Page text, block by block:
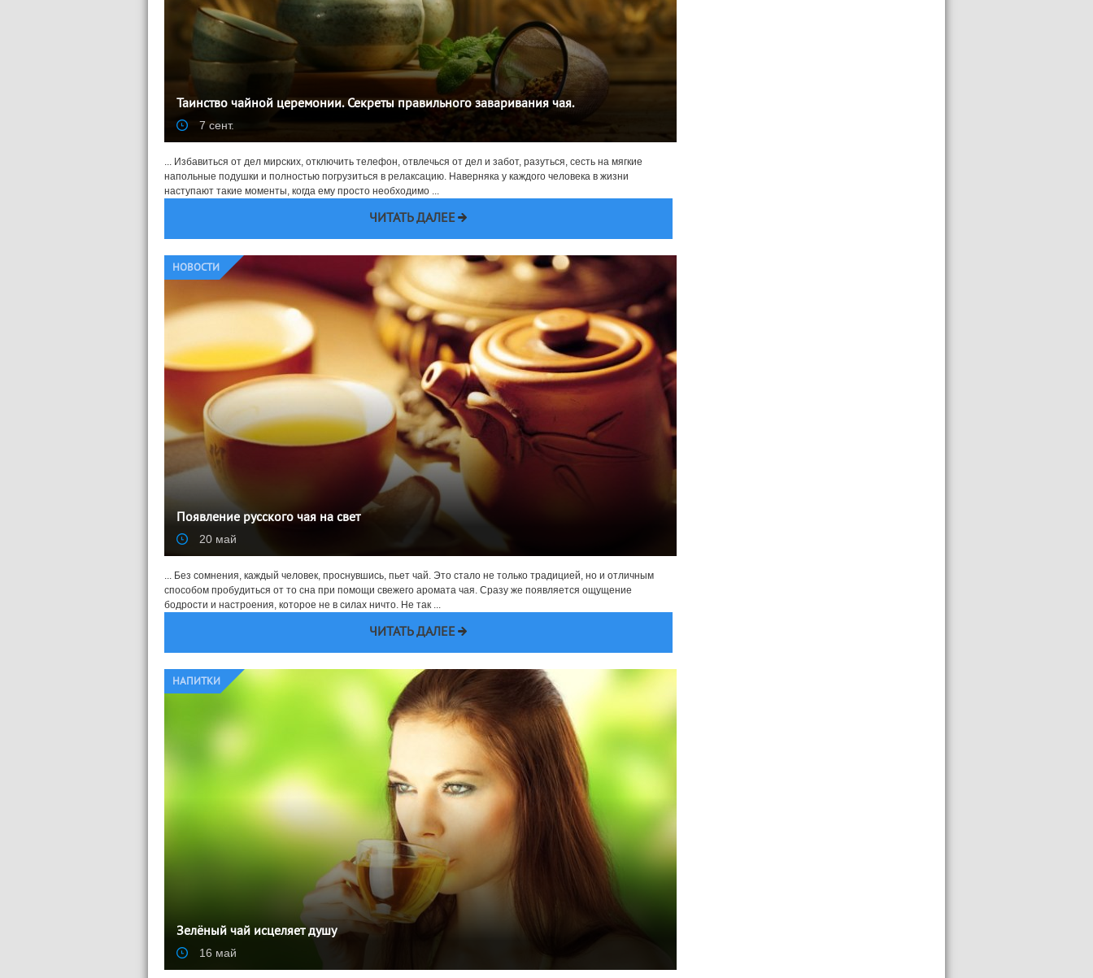
Таинство чайной церемонии. Секреты правильного заваривания чая.
7 сент.
... Избавиться от дел мирских, отключить телефон, отвлечься от дел и забот, разуться, сесть на мягкие
напольные подушки и полностью погрузиться в релаксацию. Наверняка у каждого человека в жизни
наступают такие моменты, когда ему просто необходимо ...
ЧИТАТЬ ДАЛЕЕ
НОВОСТИ
Появление русского чая на свет
20 май
... Без сомнения, каждый человек, проснувшись, пьет чай. Это стало не только традицией, но и отличным
способом пробудиться от то сна при помощи свежего аромата чая. Сразу же появляется ощущение
бодрости и настроения, которое не в силах ничто. Не так ...
ЧИТАТЬ ДАЛЕЕ
НАПИТКИ
Зелёный чай исцеляет душу
16 май